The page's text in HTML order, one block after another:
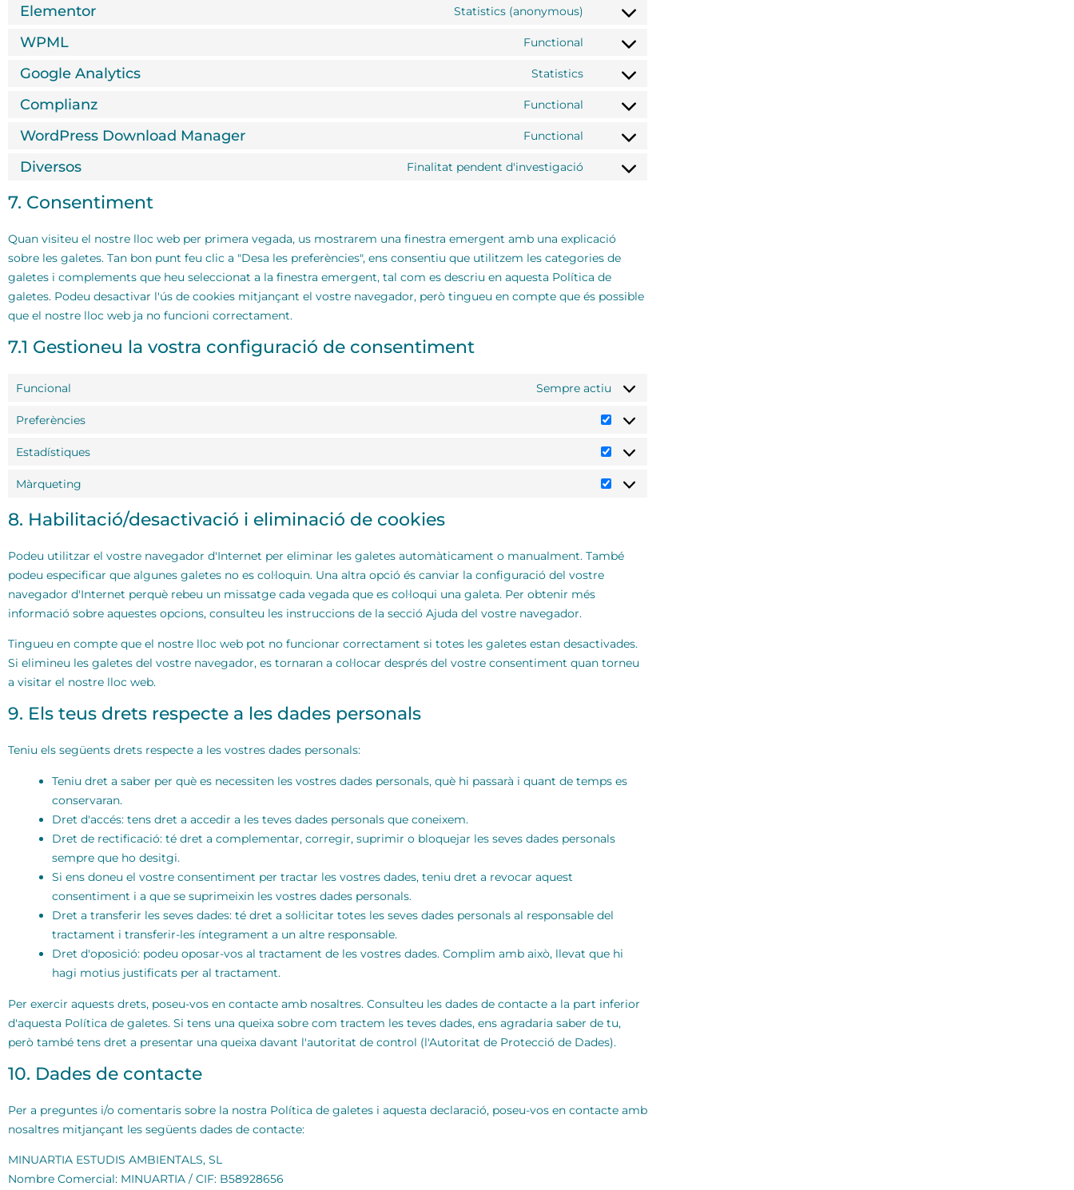
Elementor Statistics (anonymous)
WPML Functional
Google Analytics Statistics
Complianz Functional
WordPress Download Manager Functional
Diversos Finalitat pendent d'investigació
7. Consentiment
Quan visiteu el nostre lloc web per primera vegada, us mostrarem una finestra emergent amb una explicació
sobre les galetes. Tan bon punt feu clic a "Desa les preferències", ens consentiu que utilitzem les categories de
galetes i complements que heu seleccionat a la finestra emergent, tal com es descriu en aquesta Política de
galetes. Podeu desactivar l'ús de cookies mitjançant el vostre navegador, però tingueu en compte que és possible
que el nostre lloc web ja no funcioni correctament.
7.1 Gestioneu la vostra configuració de consentiment
Funcional Sempre actiu
Preferències
Estadístiques
Màrqueting
8. Habilitació/desactivació i eliminació de cookies
Podeu utilitzar el vostre navegador d'Internet per eliminar les galetes automàticament o manualment. També
podeu especificar que algunes galetes no es col·loquin. Una altra opció és canviar la configuració del vostre
navegador d'Internet perquè rebeu un missatge cada vegada que es col·loqui una galeta. Per obtenir més
informació sobre aquestes opcions, consulteu les instruccions de la secció Ajuda del vostre navegador.
Tingueu en compte que el nostre lloc web pot no funcionar correctament si totes les galetes estan desactivades.
Si elimineu les galetes del vostre navegador, es tornaran a col·locar després del vostre consentiment quan torneu
a visitar el nostre lloc web.
9. Els teus drets respecte a les dades personals
Teniu els següents drets respecte a les vostres dades personals:
Teniu dret a saber per què es necessiten les vostres dades personals, què hi passarà i quant de temps es
conservaran.
Dret d'accés: tens dret a accedir a les teves dades personals que coneixem.
Dret de rectificació: té dret a complementar, corregir, suprimir o bloquejar les seves dades personals
sempre que ho desitgi.
Si ens doneu el vostre consentiment per tractar les vostres dades, teniu dret a revocar aquest
consentiment i a que se suprimeixin les vostres dades personals.
Dret a transferir les seves dades: té dret a sol·licitar totes les seves dades personals al responsable del
tractament i transferir-les íntegrament a un altre responsable.
Dret d'oposició: podeu oposar-vos al tractament de les vostres dades. Complim amb això, llevat que hi
hagi motius justificats per al tractament.
Per exercir aquests drets, poseu-vos en contacte amb nosaltres. Consulteu les dades de contacte a la part inferior
d'aquesta Política de galetes. Si tens una queixa sobre com tractem les teves dades, ens agradaria saber de tu,
però també tens dret a presentar una queixa davant l'autoritat de control (l'Autoritat de Protecció de Dades).
10. Dades de contacte
Per a preguntes i/o comentaris sobre la nostra Política de galetes i aquesta declaració, poseu-vos en contacte amb
nosaltres mitjançant les següents dades de contacte:
MINUARTIA ESTUDIS AMBIENTALS, SL
Nombre Comercial: MINUARTIA / CIF: B58928656